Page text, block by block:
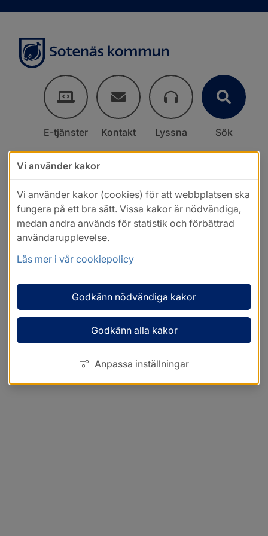
E-tjänster Kontakt Lyssna Sök
Vi använder kakor
Vi använder kakor (cookies) för att webbplatsen ska
fungera på ett bra sätt. Vissa kakor är nödvändiga,
medan andra används för statistik och förbättrad
användarupplevelse.
Läs mer i vår cookiepolicy
Godkänn nödvändiga kakor
Godkänn alla kakor
Anpassa inställningar